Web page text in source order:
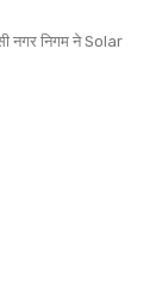
नगर निगम ने Solar